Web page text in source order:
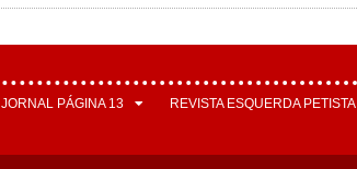
JORNAL PÁGINA 13 REVISTA ESQUERDA PETISTA